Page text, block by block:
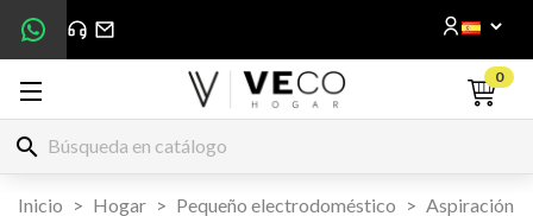
0
search
Inicio Hogar Pequeño electrodoméstico
Aspiración